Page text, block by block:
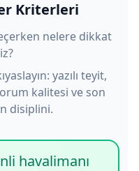
Kriterleri
nelere dikkat
yazılı teyit,
kalitesi ve son
disiplini.
havalimanı